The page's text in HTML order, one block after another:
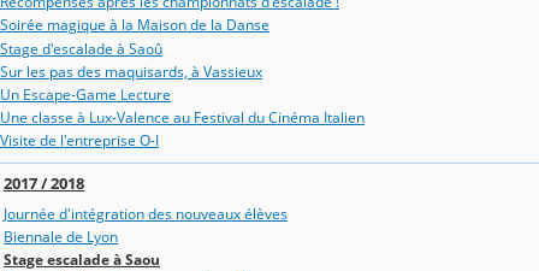
Soirée magique à la Maison de la Danse
Stage d'escalade à Saoû
Sur les pas des maquisards, à Vassieux
Un Escape-Game Lecture
Une classe à Lux-Valence au Festival du Cinéma Italien
Visite de l'entreprise O-I
2017 / 2018
Journée d'intégration des nouveaux élèves
Biennale de Lyon
Stage escalade à Saou